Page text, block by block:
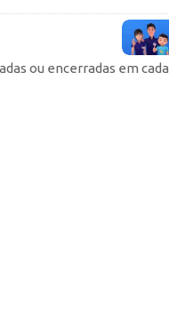
ou encerradas em cada